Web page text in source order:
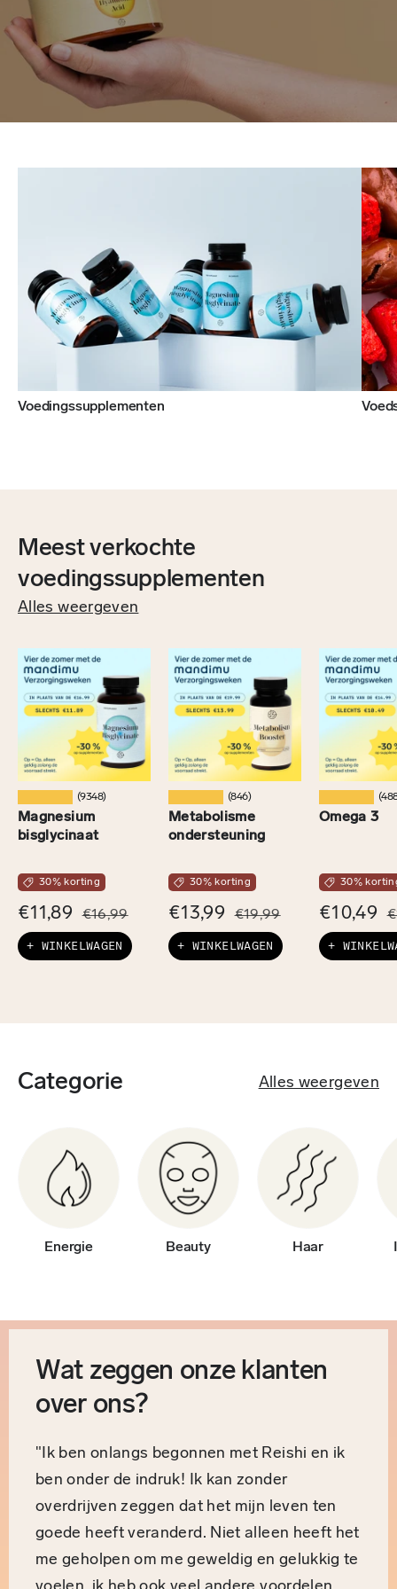
Voedingssupplementen
Meest verkochte
voedingssupplementen
Alles weergeven
(9348)
Magnesium
bisglycinaat
30% korting
€11,89 €16,99
+ WINKELWAGEN
(846)
Metabolisme
ondersteuning
30% korting
€13,99 €19,99
+ WINKELWAGEN
Omega 3
30%
€10,49
+
Categorie Alles weergeven
Energie Beauty Haar
Wat zeggen onze klanten
over ons?
"Ik ben onlangs begonnen met Reishi en ik
ben onder de indruk! Ik kan zonder
overdrijven zeggen dat het mijn leven ten
goede heeft veranderd. Niet alleen heeft het
me geholpen om me geweldig en gelukkig te